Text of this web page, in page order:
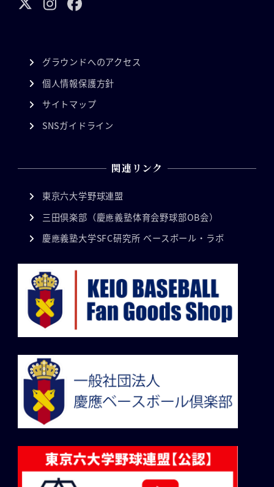
グラウンドへのアクセス
個人情報保護方針
サイトマップ
SNSガイドライン
関連リンク
東京六大学野球連盟
三田倶楽部（慶應義塾体育会野球部OB会）
慶應義塾大学SFC研究所 ベースボール・ラボ